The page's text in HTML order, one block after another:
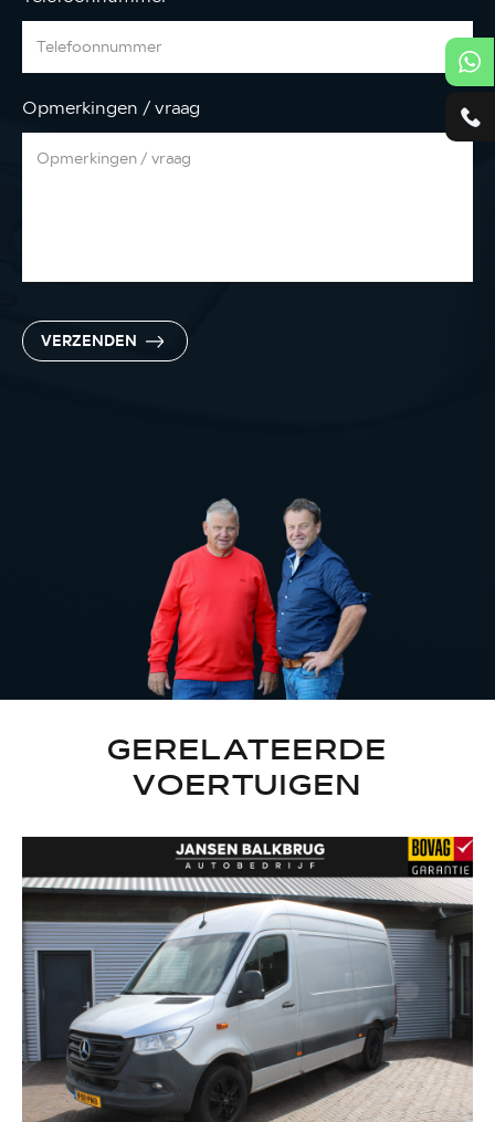
Opmerkingen / vraag
VERZENDEN
GERELATEERDE
VOERTUIGEN